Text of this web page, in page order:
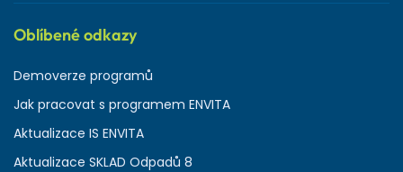
Oblíbené odkazy
Demoverze programů
Jak pracovat s programem ENVITA
Aktualizace IS ENVITA
Aktualizace SKLAD Odpadů 8